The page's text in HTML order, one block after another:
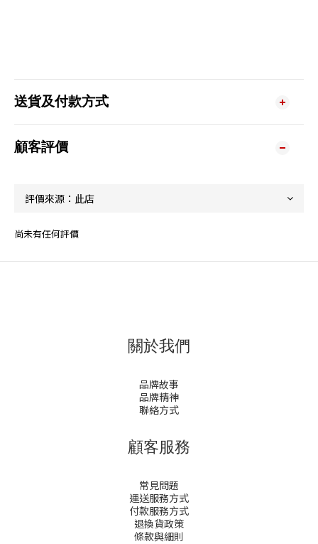
送貨及付款方式
顧客評價
尚未有任何評價
關於我們
品牌故事
品牌精神
聯絡方式
顧客服務
常見問題
運送服務方式
付款服務方式
退換貨政策
條款與細則